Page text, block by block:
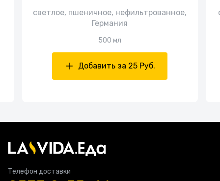
светлое, пшеничное, нефильтрованное,
Германия
500 мл
Добавить за 25 Руб.
Телефон доставки